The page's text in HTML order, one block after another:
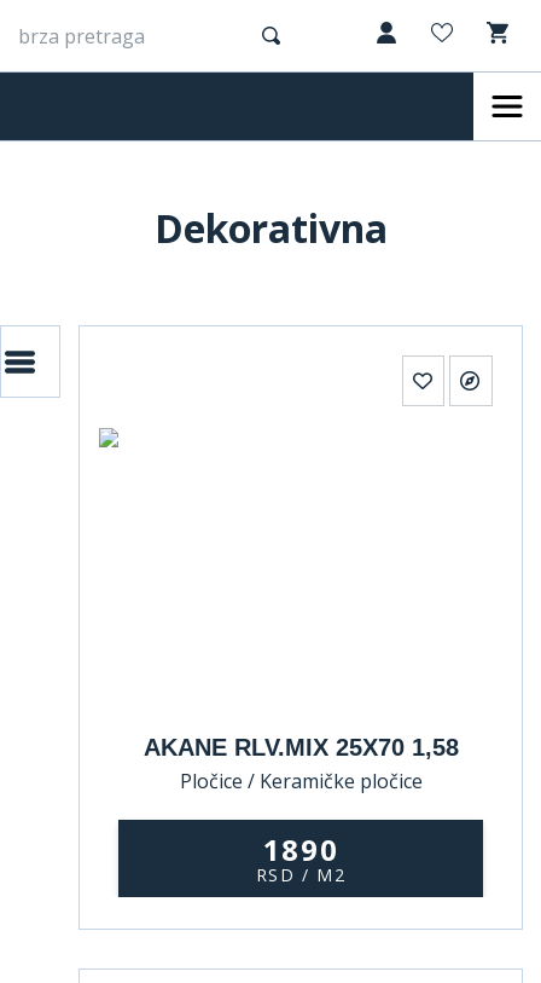
Dekorativna
AKANE RLV.MIX 25X70 1,58
Pločice / Keramičke pločice
1890
RSD / M2